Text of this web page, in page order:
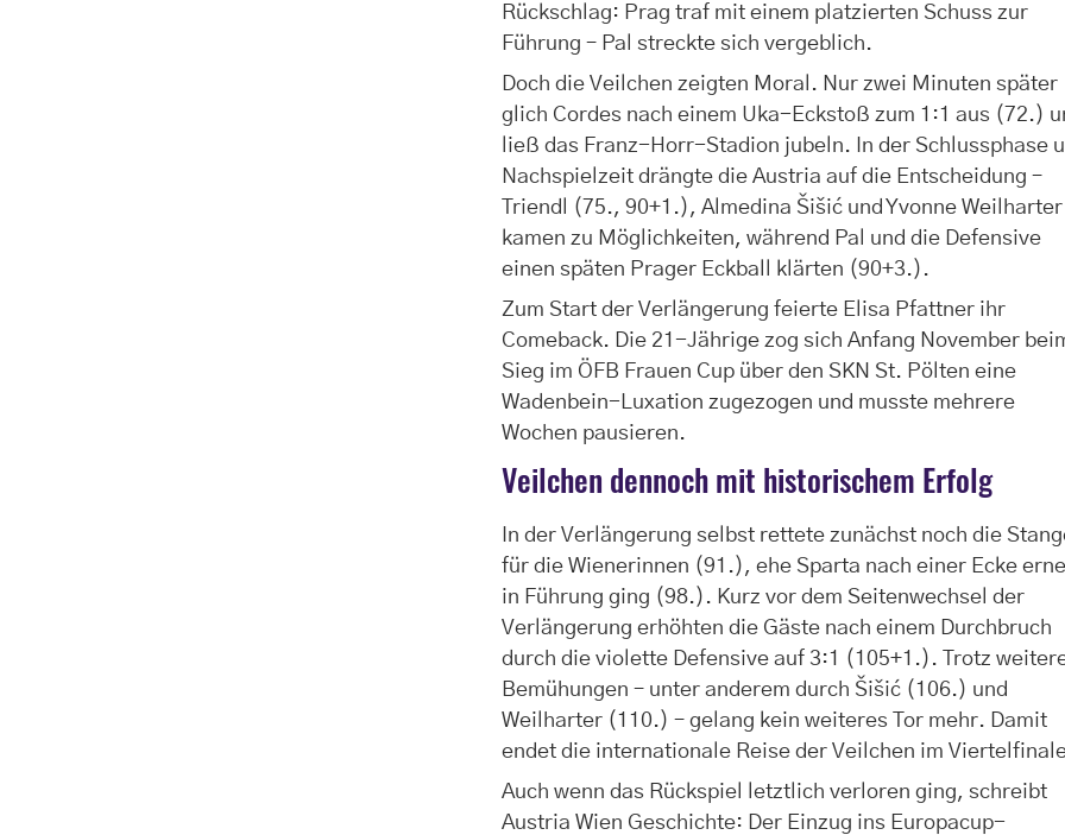
Rückschlag: Prag traf mit einem platzierten Schuss zur
Führung – Pal streckte sich vergeblich.
Doch die Veilchen zeigten Moral. Nur zwei Minuten später
glich Cordes nach einem Uka-Eckstoß zum 1:1 aus (72.)
ließ das Franz-Horr-Stadion jubeln. In der Schlussphase
Nachspielzeit drängte die Austria auf die Entscheidung –
Triendl (75., 90+1.), Almedina Šišić und Yvonne Weilharter
kamen zu Möglichkeiten, während Pal und die Defensive
einen späten Prager Eckball klärten (90+3.).
Zum Start der Verlängerung feierte Elisa Pfattner ihr
Comeback. Die 21-Jährige zog sich Anfang November
Sieg im ÖFB Frauen Cup über den SKN St. Pölten eine
Wadenbein-Luxation zugezogen und musste mehrere
Wochen pausieren.
Veilchen dennoch mit historischem Erfolg
In der Verlängerung selbst rettete zunächst noch die
für die Wienerinnen (91.), ehe Sparta nach einer Ecke
in Führung ging (98.). Kurz vor dem Seitenwechsel der
Verlängerung erhöhten die Gäste nach einem Durchbruch
durch die violette Defensive auf 3:1 (105+1.). Trotz
Bemühungen – unter anderem durch Šišić (106.) und
Weilharter (110.) – gelang kein weiteres Tor mehr. Damit
endet die internationale Reise der Veilchen im
Auch wenn das Rückspiel letztlich verloren ging, schreibt
Austria Wien Geschichte: Der Einzug ins Europacup-